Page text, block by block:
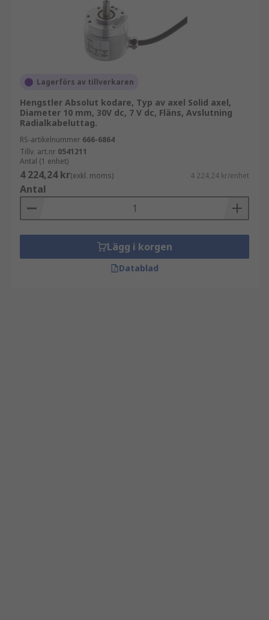
Lagerförs av tillverkaren
Hengstler Absolut kodare, Typ av axel Solid axel,
Diameter 10 mm, 30V dc, 7 V dc, Fläns, Avslutning
Radialkabeluttag.
RS-artikelnummer 666-6864
Tillv. art.nr 0541211
Antal (1 enhet)
4 224,24 kr(exkl. moms) 4 224,24 kr/enhet
Antal
Lägg i korgen
Datablad